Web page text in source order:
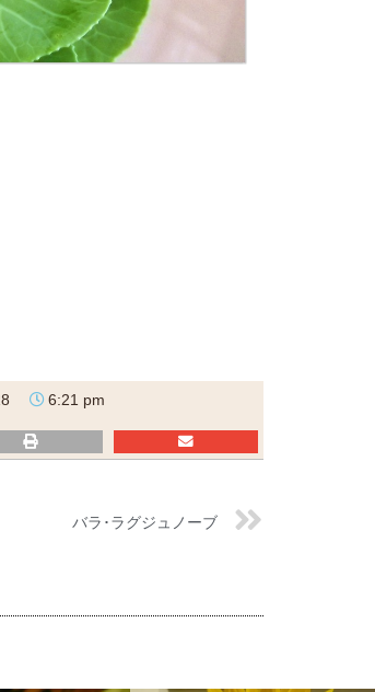
6:21 pm
バラ･ラグジュノーブ